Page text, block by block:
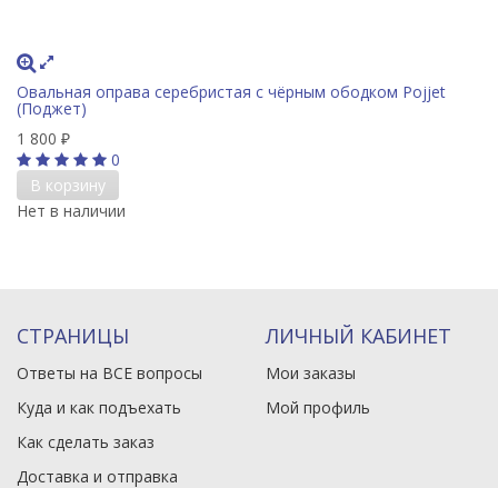
Овальная оправа серебристая с чёрным ободком Pojjet
(Поджет)
1 800 ₽
0
В корзину
Нет в наличии
СТРАНИЦЫ
Ответы на ВСЕ вопросы
Куда и как подъехать
Как сделать заказ
Доставка и отправка
ЛИЧНЫЙ КАБИНЕТ
Мои заказы
Мой профиль